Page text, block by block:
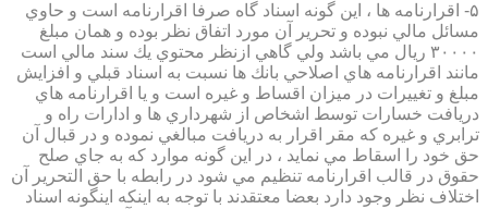
۵- اقرارنامه ها ، اين گونه اسناد گاه صرفا اقرارنامه است و حاوي
مسائل مالي نبوده و تحرير آن مورد اتفاق نظر بوده و همان مبلغ
۳۰۰۰۰ ريال مي باشد ولي گاهي ازنظر محتوي يك سند مالي است
مانند اقرارنامه هاي اصلاحي بانك ها نسبت به اسناد قبلي و افزايش
مبلغ و تغييرات در ميزان اقساط و غيره است و يا اقرارنامه هاي
دريافت خسارات توسط اشخاص از شهرداري ها و ادارات راه و
ترابري و غيره كه مقر اقرار به دريافت مبالغي نموده و در قبال آن
حق خود را اسقاط مي نمايد ، در اين گونه موارد كه به جاي صلح
حقوق در قالب اقرارنامه تنظيم مي شود در رابطه با حق التحرير آن
اختلاف نظر وجود دارد بعضا معتقدند با توجه به اينكه اينگونه اسناد